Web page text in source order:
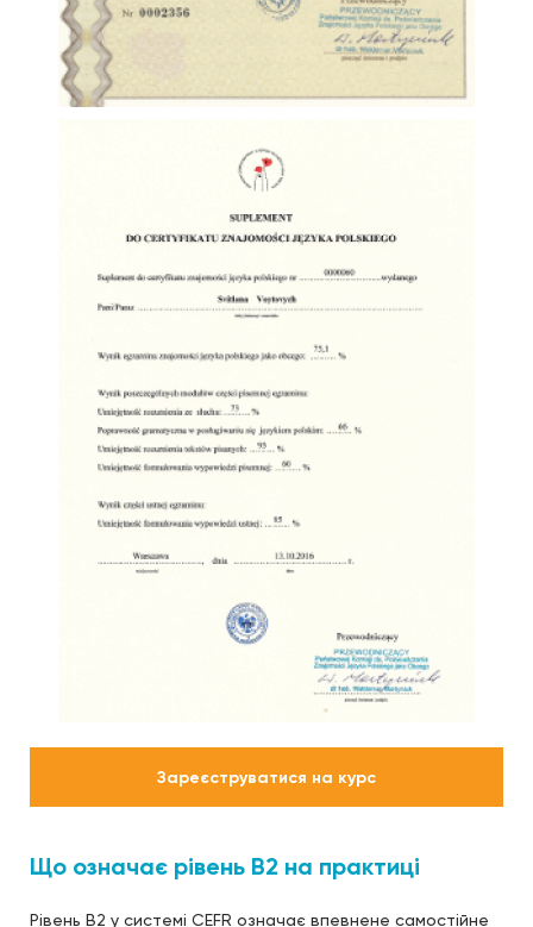
Зареєструватися на курс
Що означає рівень B2 на практиці
Рівень B2 у системі CEFR означає впевнене самостійне